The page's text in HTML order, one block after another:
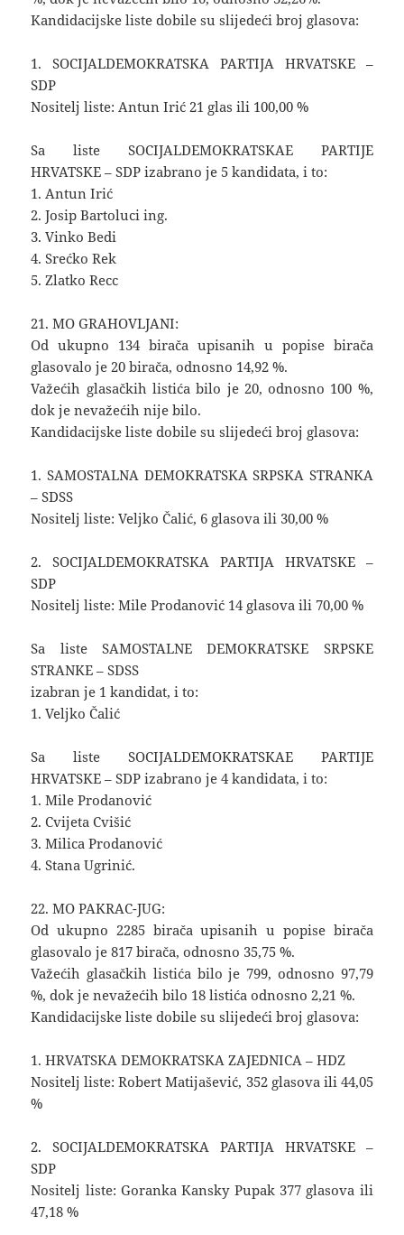
Kandidacijske liste dobile su slijedeći broj glasova:
1. SOCIJALDEMOKRATSKA PARTIJA HRVATSKE –
SDP
Nositelj liste: Antun Irić 21 glas ili 100,00 %
Sa liste SOCIJALDEMOKRATSKAE PARTIJE
HRVATSKE – SDP izabrano je 5 kandidata, i to:
1. Antun Irić
2. Josip Bartoluci ing.
3. Vinko Bedi
4. Srećko Rek
5. Zlatko Recc
21. MO GRAHOVLJANI:
Od ukupno 134 birača upisanih u popise birača
glasovalo je 20 birača, odnosno 14,92 %.
Važećih glasačkih listića bilo je 20, odnosno 100 %,
dok je nevažećih nije bilo.
Kandidacijske liste dobile su slijedeći broj glasova:
1. SAMOSTALNA DEMOKRATSKA SRPSKA STRANKA
– SDSS
Nositelj liste: Veljko Čalić, 6 glasova ili 30,00 %
2. SOCIJALDEMOKRATSKA PARTIJA HRVATSKE –
SDP
Nositelj liste: Mile Prodanović 14 glasova ili 70,00 %
Sa liste SAMOSTALNE DEMOKRATSKE SRPSKE
STRANKE – SDSS
izabran je 1 kandidat, i to:
1. Veljko Čalić
Sa liste SOCIJALDEMOKRATSKAE PARTIJE
HRVATSKE – SDP izabrano je 4 kandidata, i to:
1. Mile Prodanović
2. Cvijeta Cvišić
3. Milica Prodanović
4. Stana Ugrinić.
22. MO PAKRAC-JUG:
Od ukupno 2285 birača upisanih u popise birača
glasovalo je 817 birača, odnosno 35,75 %.
Važećih glasačkih listića bilo je 799, odnosno 97,79
%, dok je nevažećih bilo 18 listića odnosno 2,21 %.
Kandidacijske liste dobile su slijedeći broj glasova:
1. HRVATSKA DEMOKRATSKA ZAJEDNICA – HDZ
Nositelj liste: Robert Matijašević, 352 glasova ili 44,05
%
2. SOCIJALDEMOKRATSKA PARTIJA HRVATSKE –
SDP
Nositelj liste: Goranka Kansky Pupak 377 glasova ili
47,18 %